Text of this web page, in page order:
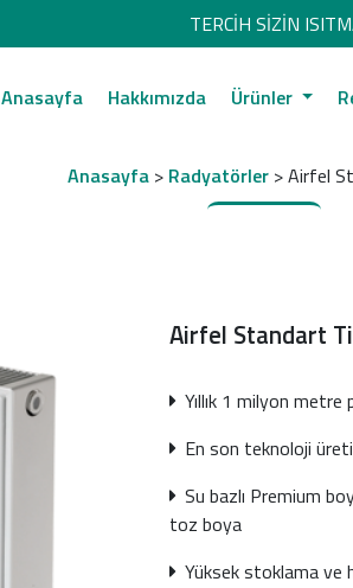
TERCİH SİZİN
Anasayfa Hakkımızda Ürünler
Anasayfa> Radyatörler> Airfel
Airfel Standart
Yıllık 1 milyon
En son teknoloji
Su bazlı Premium
toz boya
Yüksek stoklama ve